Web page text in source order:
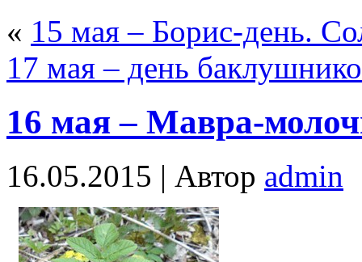
« 15 мая – Борис-день.
17 мая – день
16 мая – Мавра-
16.05.2015 | Автор admin